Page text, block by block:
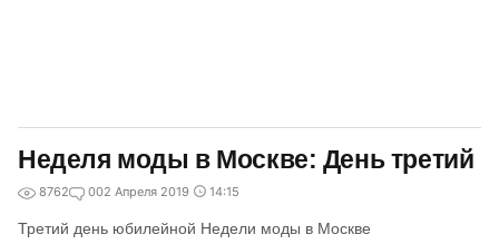
Неделя моды в Москве: День третий
8762 002 Апреля 2019 14:15
Третий день юбилейной Недели моды в Москве